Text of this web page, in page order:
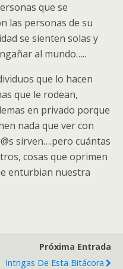
que se
las personas de su
se sienten solas y
al mundo…..
que lo hacen
que le rodean,
en privado porque
nada que ver con
sirven….pero cuántas
cosas que oprimen
enturbian nuestra
Próxima Entrada
Intrigas De Esta Bitácora